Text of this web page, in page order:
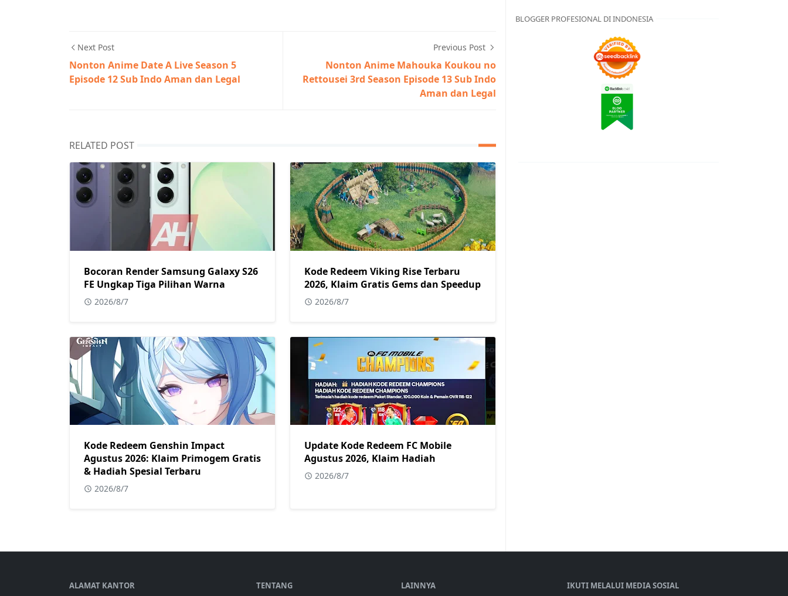
Next Post
Nonton Anime Date A Live Season 5
Episode 12 Sub Indo Aman dan Legal
Previous Post
Nonton Anime Mahouka Koukou no
Rettousei 3rd Season Episode 13 Sub Indo
Aman dan Legal
RELATED POST
Bocoran Render Samsung Galaxy S26
FE Ungkap Tiga Pilihan Warna
2026/8/7
Kode Redeem Viking Rise Terbaru
2026, Klaim Gratis Gems dan Speedup
2026/8/7
Kode Redeem Genshin Impact
Agustus 2026: Klaim Primogem Gratis
& Hadiah Spesial Terbaru
2026/8/7
Update Kode Redeem FC Mobile
Agustus 2026, Klaim Hadiah
2026/8/7
BLOGGER PROFESIONAL DI INDONESIA
ALAMAT KANTOR TENTANG LAINNYA IKUTI MELALUI MEDIA SOSIAL